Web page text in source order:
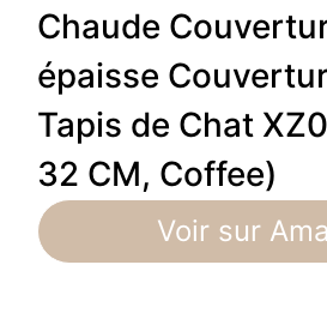
Chaude
épaisse
Tapis de Chat
32 CM, Coffee)
Voir sur